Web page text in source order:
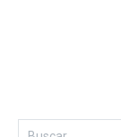
Buscar: